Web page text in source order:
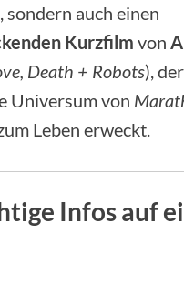
sondern auch einen
Kurzfilm von
Death + Robots),
Universum von
Leben erweckt.
Infos auf